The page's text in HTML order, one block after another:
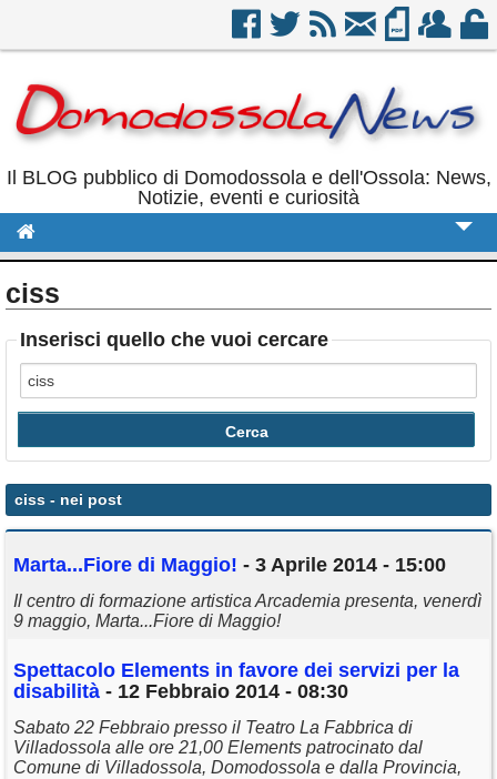
Il BLOG pubblico di Domodossola e dell'Ossola: News,
Notizie, eventi e curiosità
Politica
Eventi
Calendario
Annunci
ciss
Inserisci quello che vuoi cercare
ciss - nei post
Marta...Fiore di Maggio! - 3 Aprile 2014 - 15:00
Il centro di formazione artistica Arcademia presenta, venerdì
9 maggio, Marta...Fiore di Maggio!
Spettacolo Elements in favore dei servizi per la
disabilità - 12 Febbraio 2014 - 08:30
Sabato 22 Febbraio presso il Teatro La Fabbrica di
Villadossola alle ore 21,00 Elements patrocinato dal
Comune di Villadossola, Domodossola e dalla Provincia,